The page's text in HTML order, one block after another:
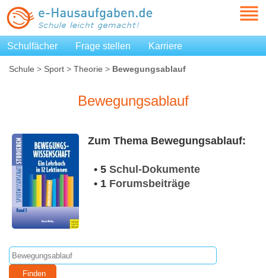
Schulfächer Frage stellen Karriere
Schule > Sport > Theorie > Bewegungsablauf
Bewegungsablauf
Zum Thema Bewegungsablauf:
• 5 Schul-Dokumente
• 1 Forumsbeiträge